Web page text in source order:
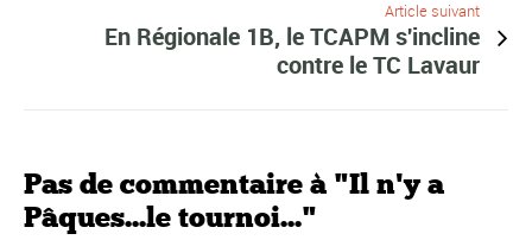
Article suivant
En Régionale 1B, le TCAPM s'incline
contre le TC Lavaur
Pas de commentaire à "Il n'y a
Pâques...le tournoi..."